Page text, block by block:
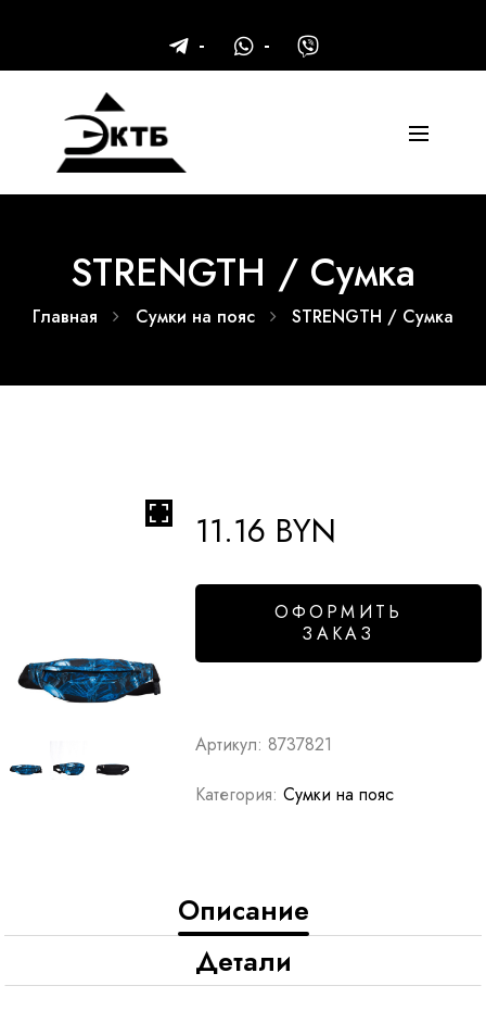
STRENGTH / Сумка
Главная Сумки на пояс STRENGTH / Сумка
11.16 BYN
ОФОРМИТЬ
ЗАКАЗ
Артикул:8737821
Категория:Сумки на пояс
Описание
Детали